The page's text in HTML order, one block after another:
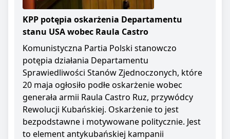
KPP potępia oskarżenia Departamentu
stanu USA wobec Raula Castro
Komunistyczna Partia Polski stanowczo
potępia działania Departamentu
Sprawiedliwości Stanów Zjednoczonych, które
20 maja ogłosiło podłe oskarżenie wobec
generała armii Raula Castro Ruz, przywódcy
Rewolucji Kubańskiej. Oskarżenie to jest
bezpodstawne i motywowane politycznie. Jest
to element antykubańskiej kampanii